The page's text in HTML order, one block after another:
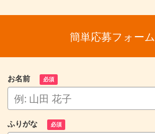
簡単応募フォーム
お名前 必須
ふりがな 必須